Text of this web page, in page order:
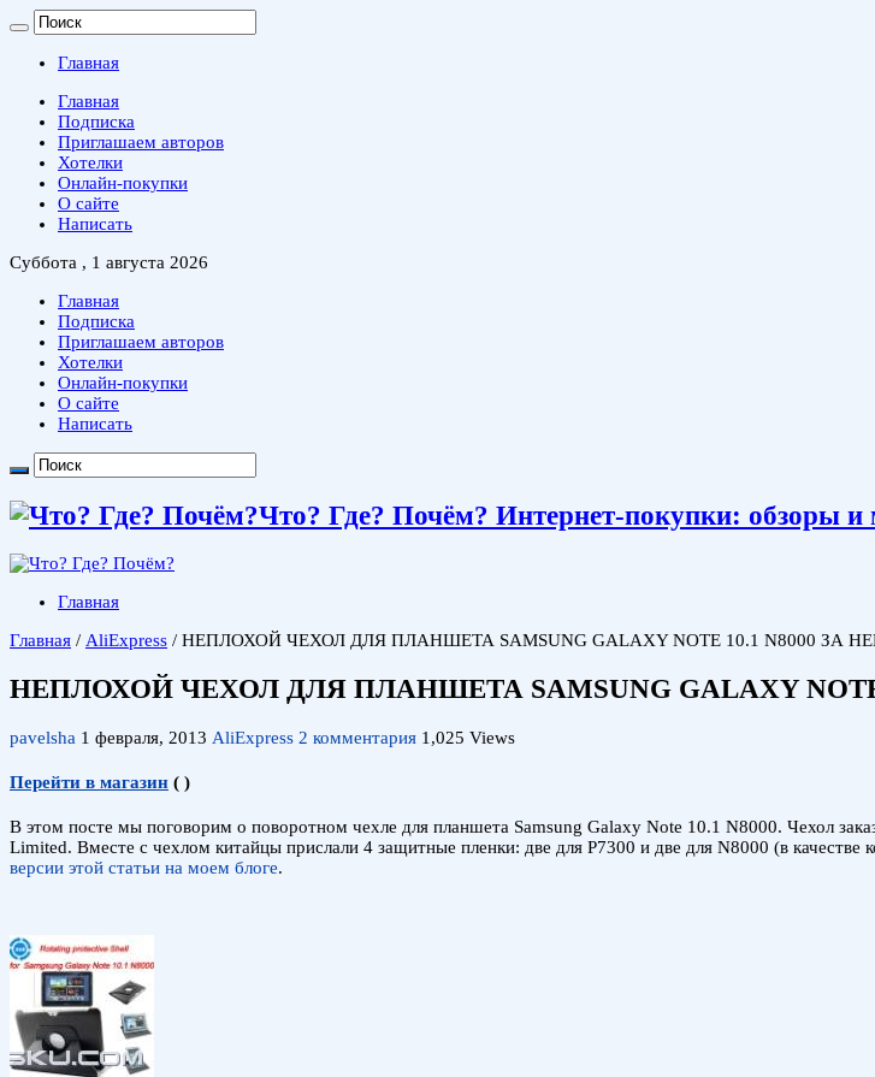
Главная
Главная
Подписка
Приглашаем авторов
Хотелки
Онлайн-покупки
О сайте
Написать
Суббота , 1 августа 2026
Главная
Подписка
Приглашаем авторов
Хотелки
Онлайн-покупки
О сайте
Написать
Что? Где? Почём? Интернет-покупки: обзоры и
Главная
Главная / AliExpress / НЕПЛОХОЙ ЧЕХОЛ ДЛЯ ПЛАНШЕТА SAMSUNG GALAXY NOTE 10.1 N8000 ЗА
НЕПЛОХОЙ ЧЕХОЛ ДЛЯ ПЛАНШЕТА SAMSUNG GALAXY
pavelsha 1 февраля, 2013 AliExpress 2 комментария 1,025 Views
Перейти в магазин ( )
В этом посте мы поговорим о поворотном чехле для планшета Samsung Galaxy Note 10.1 N8000. Чехол
Limited. Вместе с чехлом китайцы прислали 4 защитные пленки: две для P7300 и две для N8000 (в
версии этой статьи на моем блоге.